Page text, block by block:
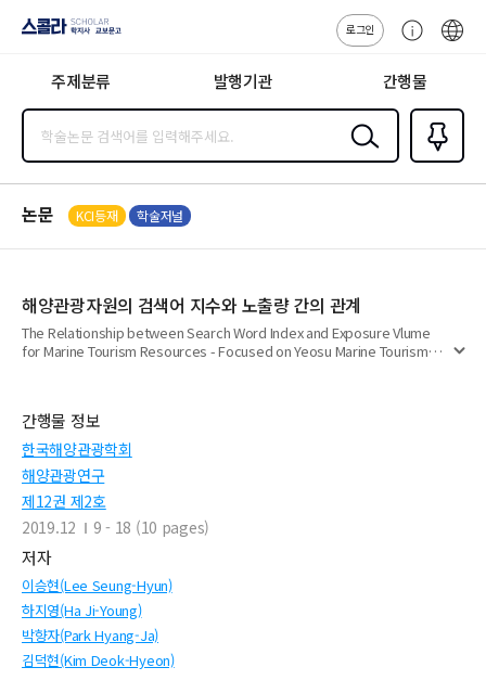
지사·교보문고
로그인
센
주제분류 발행기관 간행물
검색
즐겨찾
기0
논문 KCI등재 학술저널
해양관광자원의 검색어 지수와 노출량 간의 관계
The Relationship between Search Word Index and Exposure Vlume
for Marine Tourism Resources - Focused on Yeosu Marine Tourism
간행물 정보
한국해양관광학회
해양관광연구
제12권 제2호
2019.12
9 - 18 (10 pages)
저자
이승현(Lee Seung-Hyun)
하지영(Ha Ji-Young)
박향자(Park Hyang-Ja)
김덕현(Kim Deok-Hyeon)